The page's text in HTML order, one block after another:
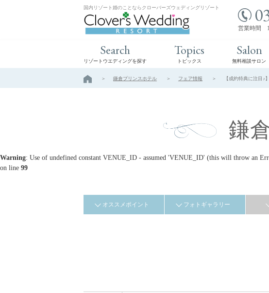
国内リゾート婚のことならクローバーズウェディングリゾート
営業時間
Search
リゾートウエディングを探す
Topics
トピックス
Salon
無料相談サロン
鎌倉プリンスホテル フェア情報 【成約特典に注目
鎌
Warning: Use of undefined constant VENUE_ID - assumed 'VENUE_ID' (this will throw an
on line 99
オススメポイント フォトギャラリー